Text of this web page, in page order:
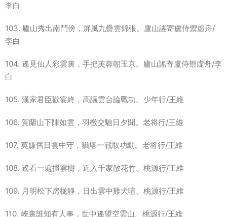
李白
103. 廬山秀出南鬥傍，屏風九疊雲錦張。廬山謠寄盧侍禦虛舟/
李白
104. 遙見仙人彩雲裏，手把芙蓉朝玉京。廬山謠寄盧侍禦虛舟/李
白
105. 漢家君臣歡宴終，高議雲台論戰功。少年行/王維
106. 賀蘭山下陣如雲，羽檄交馳日夕聞。老将行/王維
107. 莫嫌舊日雲中守，猶堪一戰取功勳。老将行/王維
108. 遙看一處攢雲樹，近入千家散花竹。桃源行/王維
109. 月明松下房栊靜，日出雲中雞犬喧。桃源行/王維
110. 峽裏誰知有人事，世中遙望空雲山。桃源行/王維